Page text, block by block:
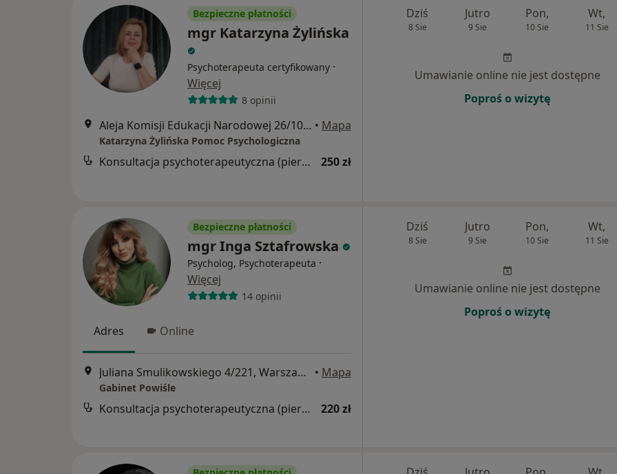
Bezpieczne płatności
mgr Katarzyna Żylińska
Psychoterapeuta certyfikowany ·
Więcej
8 opinii
Aleja Komisji Edukacji Narodowej 26/107, Warszawa • Mapa
Katarzyna Żylińska Pomoc Psychologiczna
Konsultacja psychoterapeutyczna (pierwsza wizyta) 250 zł
Dziś
8 Sie
Jutro
9 Sie
Pon,
10 Sie
Wt,
11 Sie
Umawianie online nie jest dostępne
Poproś o wizytę
Bezpieczne płatności
mgr Inga Sztafrowska
Psycholog, Psychoterapeuta ·
Więcej
14 opinii
Adres Online
Juliana Smulikowskiego 4/221, Warszawa • Mapa
Gabinet Powiśle
Konsultacja psychoterapeutyczna (pierwsza wizyta) 220 zł
Dziś
8 Sie
Jutro
9 Sie
Pon,
10 Sie
Wt,
11 Sie
Umawianie online nie jest dostępne
Poproś o wizytę